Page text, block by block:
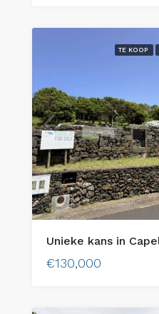
TE KOOP
€130,000